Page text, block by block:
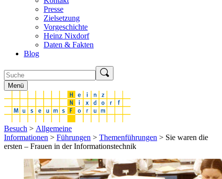
Presse
Zielsetzung
Vorgeschichte
Heinz Nixdorf
Daten & Fakten
Blog
Menü
Besuch > Allgemeine
Informationen > Führungen > Themenführungen > Sie waren die
ersten – Frauen in der Informationstechnik